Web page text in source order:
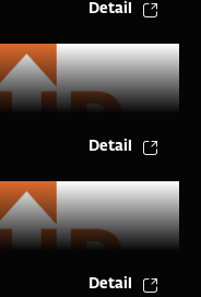
Detail
Detail
Detail